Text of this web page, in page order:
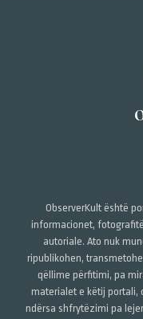
ObserverKult është
informacionet,
autoriale. Ato nuk
ripublikohen,
qëllime përfitimi, pa
materialet e këtij portali,
ndërsa shfrytëzimi pa